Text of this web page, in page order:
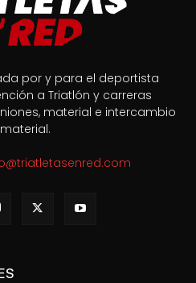
por y para el deportista
a Triatlón y carreras
material e intercambio